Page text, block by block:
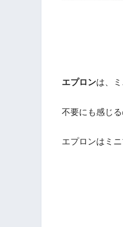
エプロンは、
不要にも感じ
エプロンはミ